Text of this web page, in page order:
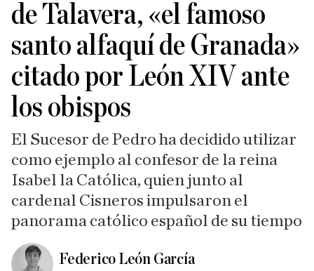
de Talavera, «el famoso
santo alfaquí de Granada»
citado por León XIV ante
los obispos
El Sucesor de Pedro ha decidido utilizar
como ejemplo al confesor de la reina
Isabel la Católica, quien junto al
cardenal Cisneros impulsaron el
panorama católico español de su tiempo
Federico León García